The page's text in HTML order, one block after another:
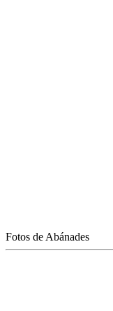
Fotos de Abánades